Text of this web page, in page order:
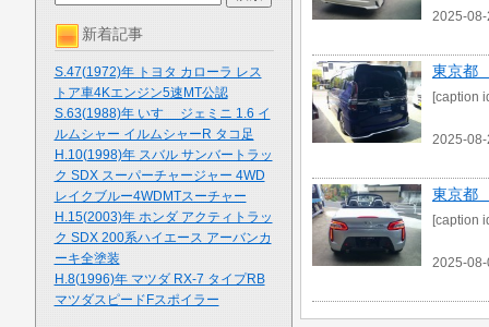
新着記事
S.47(1972)年 トヨタ カローラ レス
トア車4Kエンジン5速MT公認
S.63(1988)年 いすゞ ジェミニ 1.6 イ
ルムシャー イルムシャーR タコ足
H.10(1998)年 スバル サンバートラッ
ク SDX スーパーチャージャー 4WD
レイクブルー4WDMTスーチャー
H.15(2003)年 ホンダ アクティトラッ
ク SDX 200系ハイエース アーバンカ
ーキ全塗装
H.8(1996)年 マツダ RX-7 タイプRB
マツダスピードFスポイラー
2025-
東京都
[caption
2025-
東京都
[caption
2025-